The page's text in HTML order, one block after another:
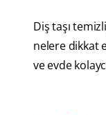
Diş taşı
nelere dikkat
ve evde